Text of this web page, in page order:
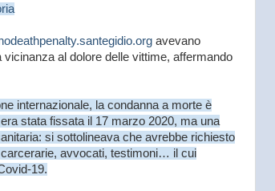
avevano
al dolore delle vittime, affermando
internazionale, la condanna a morte è
stata fissata il 17 marzo 2020, ma una
si sottolineava che avrebbe richiesto
avvocati, testimoni… il cui
19.